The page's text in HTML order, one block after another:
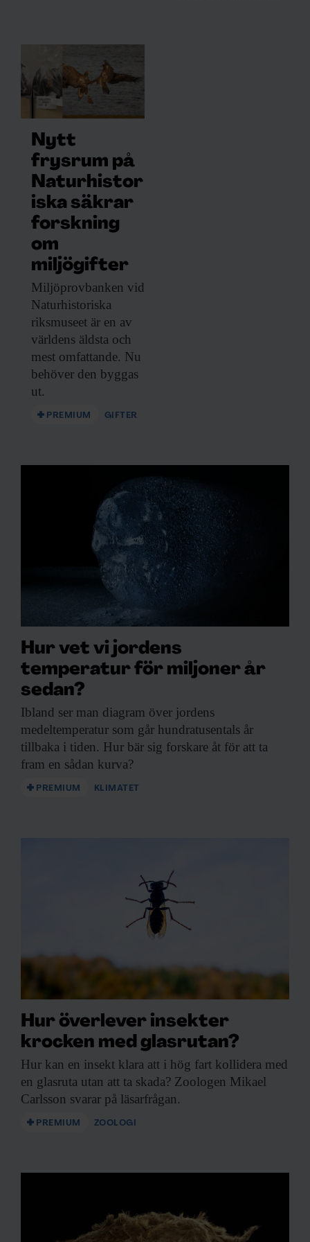
Nytt
frysrum på
Naturhistor
iska säkrar
forskning
om
miljögifter
Miljöprovbanken vid
Naturhistoriska
riksmuseet är en av
världens äldsta och
mest omfattande. Nu
behöver den byggas
ut.
PREMIUM GIFTER
Hur vet vi jordens
temperatur för miljoner år
sedan?
Ibland ser man diagram över jordens
medeltemperatur som går hundratusentals år
tillbaka i tiden. Hur bär sig forskare åt för att ta
fram en sådan kurva?
PREMIUM KLIMATET
Hur överlever insekter
krocken med glasrutan?
Hur kan en insekt klara att i hög fart kollidera med
en glasruta utan att ta skada? Zoologen Mikael
Carlsson svarar på läsarfrågan.
PREMIUM ZOOLOGI